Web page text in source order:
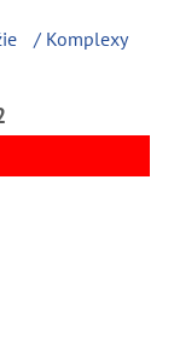
/ Komplexy